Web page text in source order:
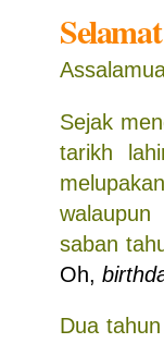
Sejak
tarikh
saban
Oh,
Dua